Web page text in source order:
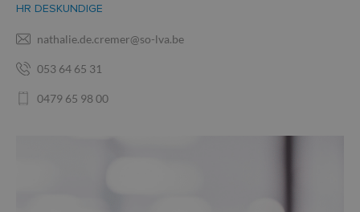
HR DESKUNDIGE
nathalie.de.cremer@so-lva.be
053 64 65 31
0479 65 98 00